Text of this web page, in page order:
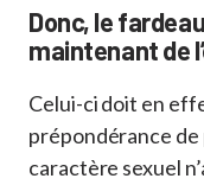
Donc, le
maintenant de
Celui-ci doit en
prépondérance de
caractère sexuel